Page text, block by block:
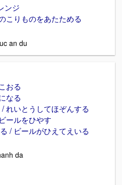
ンジ
こりものをあたためる
an du
おる
なる
れいとうしてほぞんする
ールをひやす
/ ビールがひえてえいる
da